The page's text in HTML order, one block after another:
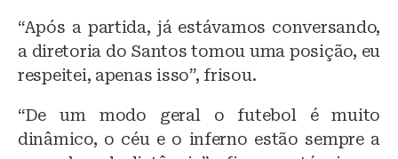
“Após a partida, já estávamos conversando,
a diretoria do Santos tomou uma posição, eu
respeitei, apenas isso”, frisou.
“De um modo geral o futebol é muito
dinâmico, o céu e o inferno estão sempre a